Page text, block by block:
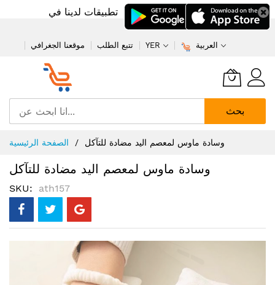
تطبيقات لدينا في
موقعنا الجغرافي تتبع الطلب YER العربية
بحث
إلى
المحتوى
الصفحة الرئيسية وسادة ماوس لمعصم اليد مضادة للتآكل
وسادة ماوس لمعصم اليد مضادة للتآكل
SKU ath157